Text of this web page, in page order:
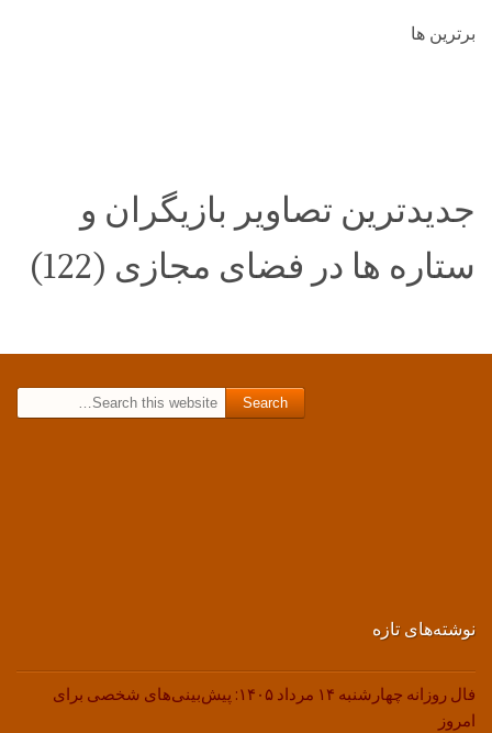
برترین ها
جدیدترین تصاویر بازیگران و
ستاره ها در فضای مجازی (122)
نوشته‌های تازه
فال روزانه چهارشنبه ۱۴ مرداد ۱۴۰۵: پیش‌بینی‌های شخصی برای
امروز